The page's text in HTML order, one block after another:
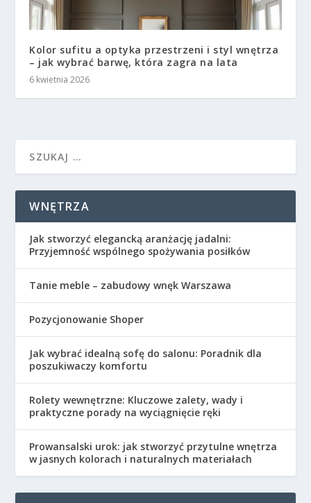
Kolor sufitu a optyka przestrzeni i styl wnętrza
– jak wybrać barwę, która zagra na lata
6 kwietnia 2026
WNĘTRZA
Jak stworzyć elegancką aranżację jadalni:
Przyjemność wspólnego spożywania posiłków
Tanie meble – zabudowy wnęk Warszawa
Pozycjonowanie Shoper
Jak wybrać idealną sofę do salonu: Poradnik dla
poszukiwaczy komfortu
Rolety wewnętrzne: Kluczowe zalety, wady i
praktyczne porady na wyciągnięcie ręki
Prowansalski urok: jak stworzyć przytulne wnętrza
w jasnych kolorach i naturalnych materiałach